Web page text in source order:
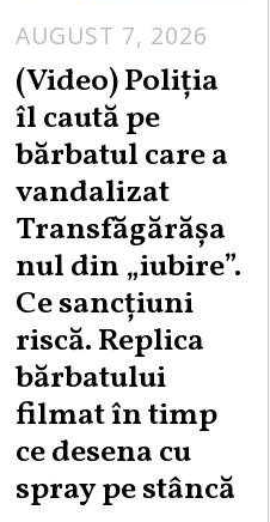
AUGUST 7, 2026
U
G
S
7
,
(Video) Poliția
îl caută pe
bărbatul care a
vandalizat
Transfăgărășa
nul din „iubire”.
Ce sancțiuni
riscă. Replica
bărbatului
filmat în timp
ce desena cu
spray pe stâncă